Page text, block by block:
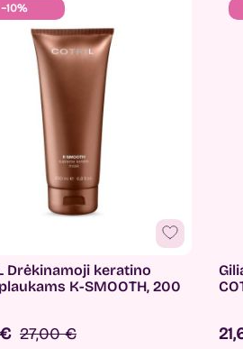
−10%
Drėkinamoji keratino
K-SMOOTH, 200
27,00 €